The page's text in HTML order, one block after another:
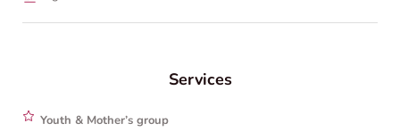
Services
Youth & Mother’s group